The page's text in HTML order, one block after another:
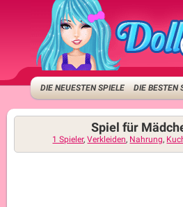
DIE NEUESTEN SPIELE DIE BESTEN
Spiel für
1 Spieler,Verkleiden, Nahrung,